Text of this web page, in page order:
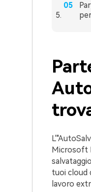
Microsoft
tuoi cloud
lavoro